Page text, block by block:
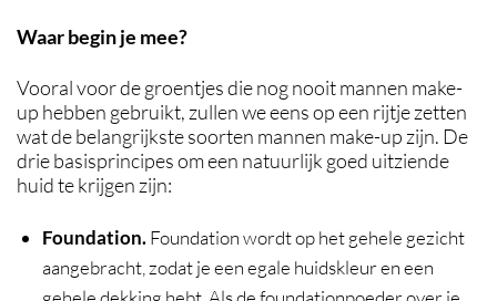
Waar begin je mee?
Vooral voor de groentjes die nog nooit mannen make-
up hebben gebruikt, zullen we eens op een rijtje zetten
wat de belangrijkste soorten mannen make-up zijn. De
drie basisprincipes om een natuurlijk goed uitziende
huid te krijgen zijn:
Foundation.Foundation wordt op het gehele gezicht
aangebracht, zodat je een egale huidskleur en een